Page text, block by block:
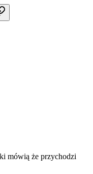
mówią że przychodzi